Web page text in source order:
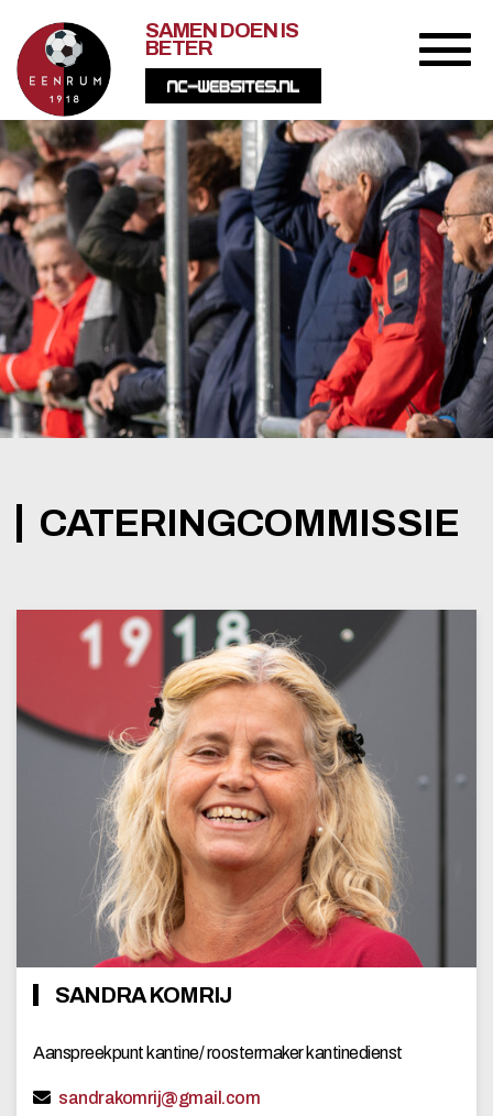
SAMEN DOEN IS
BETER
CATERINGCOMMISSIE
SANDRA KOMRIJ
Aanspreekpunt kantine/ roostermaker kantinedienst
sandrakomrij@gmail.com